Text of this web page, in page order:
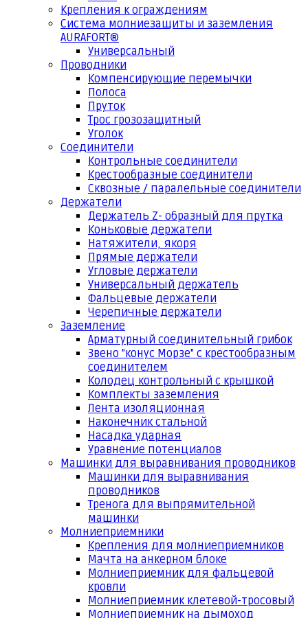
Крепления к ограждениям
Система молниезащиты и заземления
AURAFORT®
Универсальный
Проводники
Компенсирующие перемычки
Полоса
Пруток
Трос грозозащитный
Уголок
Соединители
Контрольные соединители
Крестообразные соединители
Сквозные / паралельные соединители
Держатели
Держатель Z- образный для прутка
Коньковые держатели
Натяжители, якоря
Прямые держатели
Угловые держатели
Универсальный держатель
Фальцевые держатели
Черепичные держатели
Заземление
Арматурный соединительный грибок
Звено "конус Морзе" с крестообразным
соединителем
Колодец контрольный с крышкой
Комплекты заземления
Лента изоляционная
Наконечник стальной
Насадка ударная
Уравнение потенциалов
Машинки для выравнивания проводников
Машинки для выравнивания
проводников
Тренога для выпрямительной
машинки
Молниеприемники
Крепления для молниеприемников
Мачта на анкерном блоке
Молниеприемник для фальцевой
кровли
Молниеприемник клетевой-тросовый
Молниеприемник на дымоход